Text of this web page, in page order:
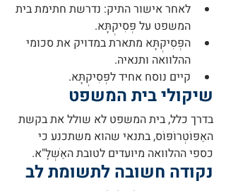
לאחר אישור התיק: נדרשת חתימת בית
המשפט על פְּסִיקְתָּא.
הפְּסִיקְתָּא מתארת במדויק את סכומי
ההלוואה ותנאיה.
קיים נוסח אחיד לפְּסִיקְתָּא.
שיקולי בית המשפט
בדרך כלל, בית המשפט לא שולל את בקשת
האַפּוֹטְרוֹפּוֹס, בתנאי שהוא משתכנע כי
כספי ההלוואה מיועדים לטובת האַשְׁלָ"א.
נקודה חשובה לתשומת לב